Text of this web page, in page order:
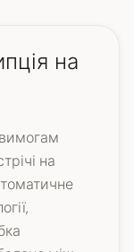
на
на